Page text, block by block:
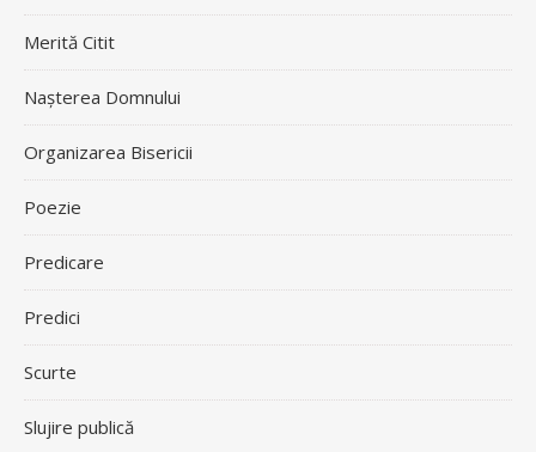
Merită Citit
Nașterea Domnului
Organizarea Bisericii
Poezie
Predicare
Predici
Scurte
Slujire publică